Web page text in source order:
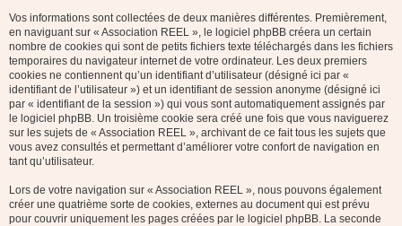
Vos informations sont collectées de deux manières différentes. Premièrement,
en naviguant sur « Association REEL », le logiciel phpBB créera un certain
nombre de cookies qui sont de petits fichiers texte téléchargés dans les fichiers
temporaires du navigateur internet de votre ordinateur. Les deux premiers
cookies ne contiennent qu’un identifiant d’utilisateur (désigné ici par «
identifiant de l’utilisateur ») et un identifiant de session anonyme (désigné ici
par « identifiant de la session ») qui vous sont automatiquement assignés par
le logiciel phpBB. Un troisième cookie sera créé une fois que vous naviguerez
sur les sujets de « Association REEL », archivant de ce fait tous les sujets que
vous avez consultés et permettant d’améliorer votre confort de navigation en
tant qu’utilisateur.
Lors de votre navigation sur « Association REEL », nous pouvons également
créer une quatrième sorte de cookies, externes au document qui est prévu
pour couvrir uniquement les pages créées par le logiciel phpBB. La seconde